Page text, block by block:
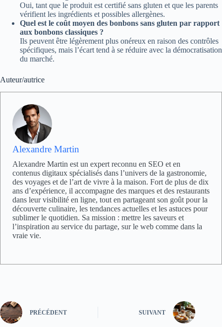
Oui, tant que le produit est certifié sans gluten et que les parents
vérifient les ingrédients et possibles allergènes.
Quel est le coût moyen des bonbons sans gluten par rapport
aux bonbons classiques ?
Ils peuvent être légèrement plus onéreux en raison des contrôles
spécifiques, mais l’écart tend à se réduire avec la démocratisation
du marché.
Auteur/autrice
Alexandre Martin
Alexandre Martin est un expert reconnu en SEO et en
contenus digitaux spécialisés dans l’univers de la gastronomie,
des voyages et de l’art de vivre à la maison. Fort de plus de dix
ans d’expérience, il accompagne des marques et des restaurants
dans leur visibilité en ligne, tout en partageant son goût pour la
découverte culinaire, les tendances actuelles et les astuces pour
sublimer le quotidien. Sa mission : mettre les saveurs et
l’inspiration au service du partage, sur le web comme dans la
vraie vie.
PRÉCÉDENT SUIVANT